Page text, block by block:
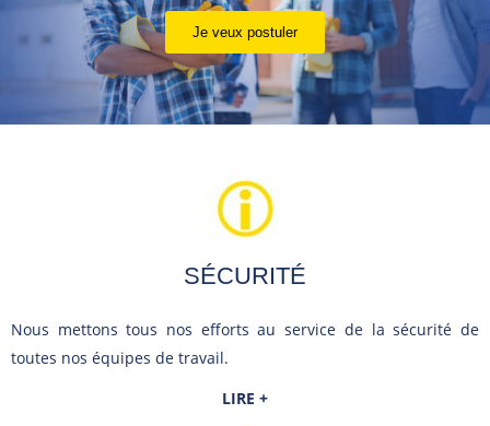
Je veux postuler
SÉCURITÉ
Nous mettons tous nos efforts au service de la sécurité de
toutes nos équipes de travail.
LIRE +